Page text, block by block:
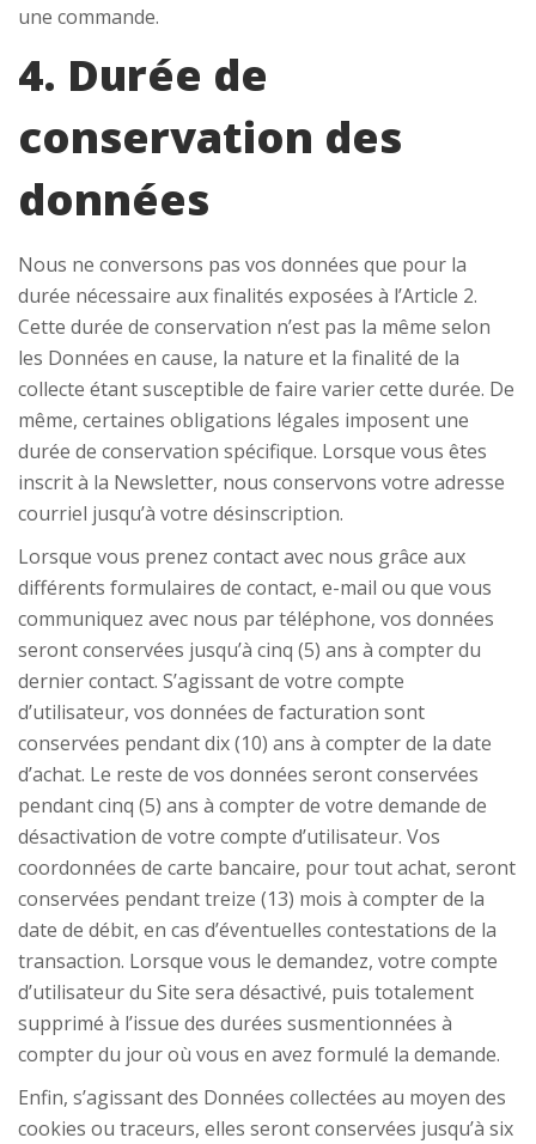
une commande.
4. Durée de
conservation des
données
Nous ne conversons pas vos données que pour la
durée nécessaire aux finalités exposées à l’Article 2.
Cette durée de conservation n’est pas la même selon
les Données en cause, la nature et la finalité de la
collecte étant susceptible de faire varier cette durée. De
même, certaines obligations légales imposent une
durée de conservation spécifique. Lorsque vous êtes
inscrit à la Newsletter, nous conservons votre adresse
courriel jusqu’à votre désinscription.
Lorsque vous prenez contact avec nous grâce aux
différents formulaires de contact, e-mail ou que vous
communiquez avec nous par téléphone, vos données
seront conservées jusqu’à cinq (5) ans à compter du
dernier contact. S’agissant de votre compte
d’utilisateur, vos données de facturation sont
conservées pendant dix (10) ans à compter de la date
d’achat. Le reste de vos données seront conservées
pendant cinq (5) ans à compter de votre demande de
désactivation de votre compte d’utilisateur. Vos
coordonnées de carte bancaire, pour tout achat, seront
conservées pendant treize (13) mois à compter de la
date de débit, en cas d’éventuelles contestations de la
transaction. Lorsque vous le demandez, votre compte
d’utilisateur du Site sera désactivé, puis totalement
supprimé à l’issue des durées susmentionnées à
compter du jour où vous en avez formulé la demande.
Enfin, s’agissant des Données collectées au moyen des
cookies ou traceurs, elles seront conservées jusqu’à six